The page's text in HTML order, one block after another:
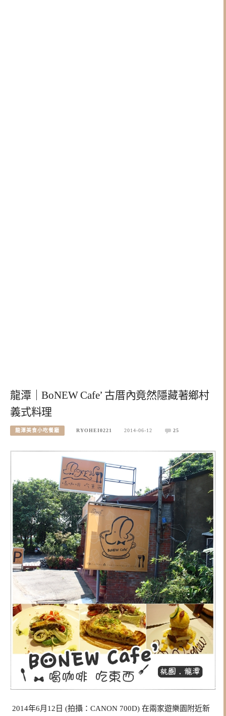
龍潭｜BoNEW Cafe’ 古厝內竟然隱藏著鄉村
義式料理
龍潭美食小吃餐廳 RYOHEI0221 2014-06-12 25
2014年6月12日 (拍攝：CANON 700D) 在兩家遊樂園附近新